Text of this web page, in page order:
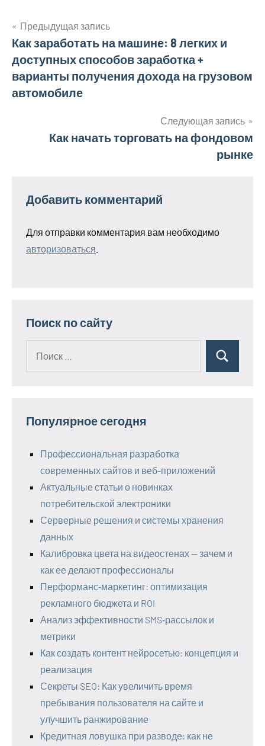
Навигация
по
записям
Предыдущая запись
Как заработать на машине: 8 легких и
доступных способов заработка +
варианты получения дохода на грузовом
автомобиле
Следующая запись
Как начать торговать на фондовом
рынке
Добавить комментарий
Для отправки комментария вам необходимо
авторизоваться
Поиск по сайту
Поиск
Популярное сегодня
Профессиональная разработка
современных сайтов и веб-приложений
Актуальные статьи о новинках
потребительской электроники
Серверные решения и системы хранения
данных
Калибровка цвета на видеостенах — зачем и
как ее делают профессионалы
Перформанс‑маркетинг: оптимизация
рекламного бюджета и ROI
Анализ эффективности SMS‑рассылок и
метрики
Как создать контент нейросетью: концепция и
реализация
Секреты SEO: Как увеличить время
пребывания пользователя на сайте и
улучшить ранжирование
Кредитная ловушка при разводе: как не